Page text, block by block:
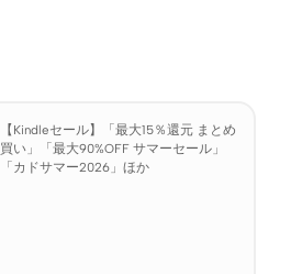
【Kindleセール】「最大15％還元 まとめ
買い」「最大90%OFF サマーセール」
「カドサマー2026」ほか